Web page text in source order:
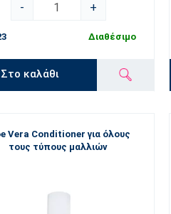
-
+
Διαθέσιμο
Στο καλάθι
Vera Conditioner για όλους
τους τύπους μαλλιών